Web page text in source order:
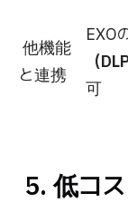
他機能
と連携
EXO
（
可
5. 低コ